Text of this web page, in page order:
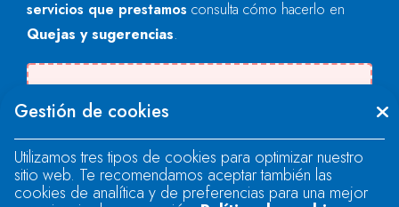
servicios que prestamos consulta cómo hacerlo en
Quejas y sugerencias.
"text".
Se produjo un error al cargar el campo
Gestión de cookies
Utilizamos tres tipos de cookies para optimizar nuestro
sitio web. Te recomendamos aceptar también las
cookies de analítica y de preferencias para una mejor